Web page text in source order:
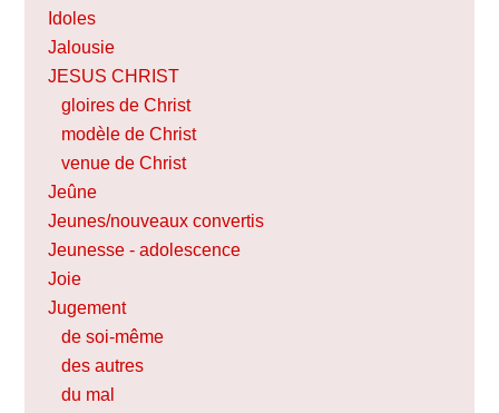
Idoles
Jalousie
JESUS CHRIST
gloires de Christ
modèle de Christ
venue de Christ
Jeûne
Jeunes/nouveaux convertis
Jeunesse - adolescence
Joie
Jugement
de soi-même
des autres
du mal